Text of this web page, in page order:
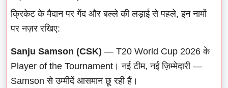
क्रिकेट के मैदान पर गेंद और बल्ले की लड़ाई से पहले, इन नामों
पर नज़र रखिए:
Sanju Samson (CSK) — T20 World Cup 2026 के
Player of the Tournament। नई टीम, नई ज़िम्मेदारी —
Samson से उम्मीदें आसमान छू रही हैं।